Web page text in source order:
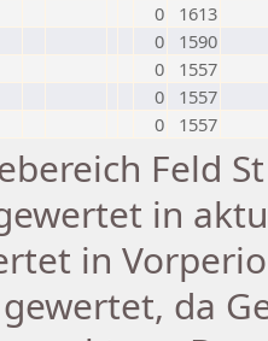
0
1613
0
1590
0
1557
0
1557
0 1557
Feld
in
in
da